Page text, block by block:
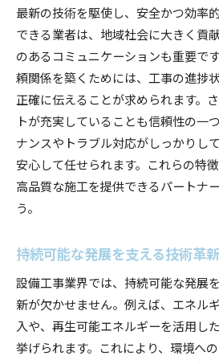
最新の技術を駆使し、安全かつ効率
できる業者は、地域社会に大きく貢
のあるコミュニケーションも重要で
頼関係を築くためには、工事の進捗
正確に伝えることが求められます。
トが充実していることも信頼性の一
ナンスやトラブル対応がしっかりし
安心して任せられます。これらの特
高品質な施工を提供できるパートナ
う。
持続可能な発展を支える技術革新
設備工事業界では、持続可能な発展
新が欠かせません。例えば、エネル
入や、再生可能エネルギーを活用し
挙げられます。これにより、環境へ